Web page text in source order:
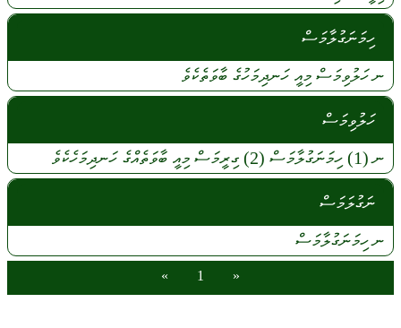
ހިމަނަގުލާމަސް
ނހަލުވިމަސް މިއީހަނދިމަހުގެ ބާވަތެކެވެ
ހަލުވިމަސް
ނ(1) ހިމަނަގުލާމަސް (2) ގިރީމަސް މިއީ ބާވަތެއްގެހަނދިމަހެކެވެ
ނަގުލަމަސް
ނހިމަނަގުލާމަސް
«
1
»